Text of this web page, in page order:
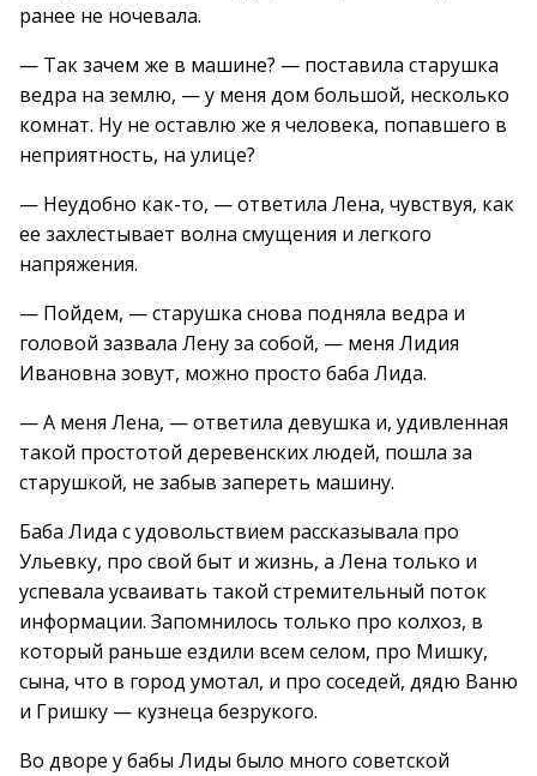
ранее не ночевала.
— Так зачем же в машине? — поставила старушка
ведра на землю, — у меня дом большой, несколько
комнат. Ну не оставлю же я человека, попавшего в
неприятность, на улице?
— Неудобно как-то, — ответила Лена, чувствуя, как
ее захлестывает волна смущения и легкого
напряжения.
— Пойдем, — старушка снова подняла ведра и
головой зазвала Лену за собой, — меня Лидия
Ивановна зовут, можно просто баба Лида.
— А меня Лена, — ответила девушка и, удивленная
такой простотой деревенских людей, пошла за
старушкой, не забыв запереть машину.
Баба Лида с удовольствием рассказывала про
Ульевку, про свой быт и жизнь, а Лена только и
успевала усваивать такой стремительный поток
информации. Запомнилось только про колхоз, в
который раньше ездили всем селом, про Мишку,
сына, что в город умотал, и про соседей, дядю Ваню
и Гришку — кузнеца безрукого.
Во дворе у бабы Лиды было много советской